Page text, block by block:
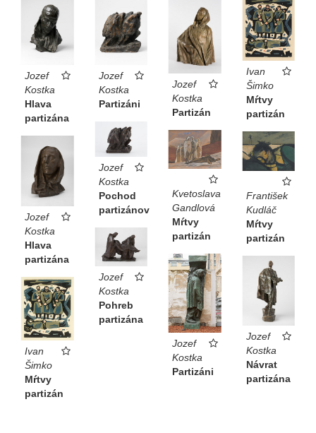
Jozef
Kostka
Hlava
partizána
Jozef
Kostka
Partizáni
Jozef
Kostka
Partizán
Ivan
Šimko
Mŕtvy
partizán
Jozef
Kostka
Pochod
partizánov
Kvetoslava
Gandlová
Mŕtvy
partizán
František
Kudláč
Mŕtvy
partizán
Jozef
Kostka
Hlava
partizána
Jozef
Kostka
Pohreb
partizána
Jozef
Kostka
Partizáni
Jozef
Kostka
Návrat
partizána
Ivan
Šimko
Mŕtvy
partizán